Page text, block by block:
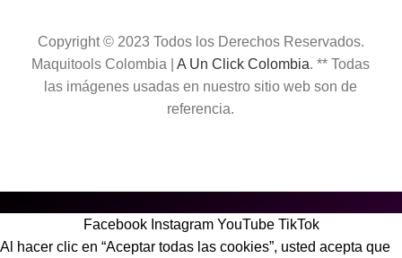
Copyright © 2023 Todos los Derechos Reservados.
Maquitools Colombia |A Un Click Colombia. ** Todas
las imágenes usadas en nuestro sitio web son de
referencia.
Facebook Instagram YouTube TikTok
Al hacer clic en “Aceptar todas las cookies”, usted acepta que